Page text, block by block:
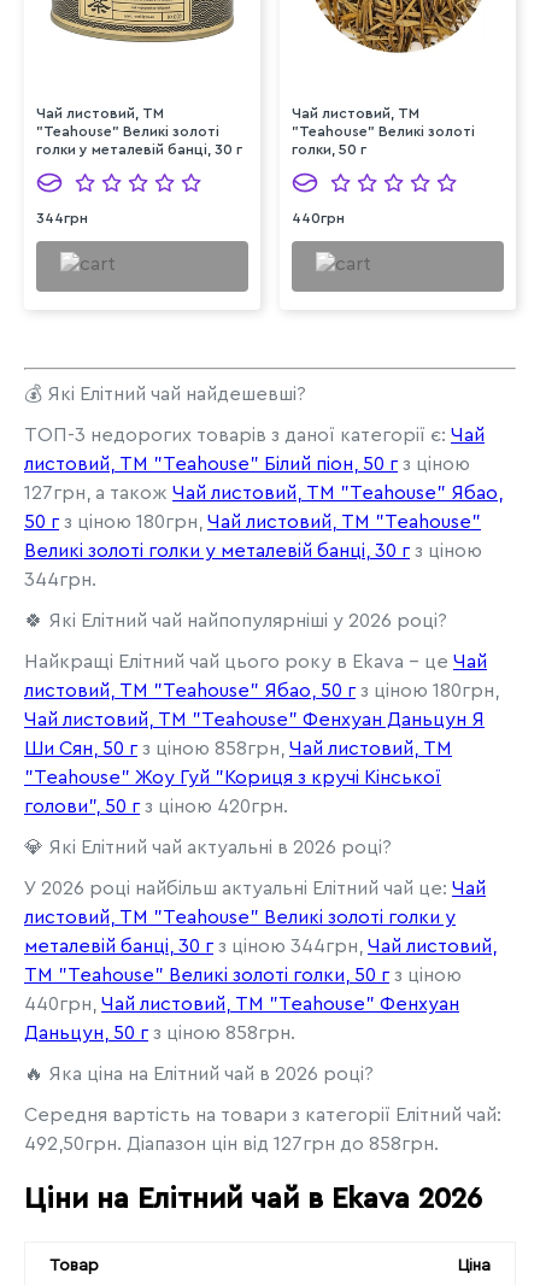
Чай листовий, ТМ
"Teahouse" Великі золоті
голки у металевій банці, 30 г
344грн
Чай листовий, ТМ
"Teahouse" Великі золоті
голки, 50 г
440грн
💰 Які Елітний чай найдешевші?
ТОП-3 недорогих товарів з даної категорії є: Чай
листовий, ТМ "Teahouse" Білий піон, 50 г з ціною
127грн, а також Чай листовий, ТМ "Teahouse" Ябао,
50 г з ціною 180грн, Чай листовий, ТМ "Teahouse"
Великі золоті голки у металевій банці, 30 г з ціною
344грн.
🍀 Які Елітний чай найпопулярніші у 2026 році?
Найкращі Елітний чай цього року в Ekava - це Чай
листовий, ТМ "Teahouse" Ябао, 50 г з ціною 180грн,
Чай листовий, ТМ "Teahouse" Фенхуан Даньцун Я
Ши Сян, 50 г з ціною 858грн, Чай листовий, ТМ
"Teahouse" Жоу Гуй "Кориця з кручі Кінської
голови", 50 г з ціною 420грн.
💎 Які Елітний чай актуальні в 2026 році?
У 2026 році найбільш актуальні Елітний чай це: Чай
листовий, ТМ "Teahouse" Великі золоті голки у
металевій банці, 30 г з ціною 344грн, Чай листовий,
ТМ "Teahouse" Великі золоті голки, 50 г з ціною
440грн, Чай листовий, ТМ "Teahouse" Фенхуан
Даньцун, 50 г з ціною 858грн.
🔥 Яка ціна на Елітний чай в 2026 році?
Середня вартість на товари з категорії Елітний чай:
492,50грн. Діапазон цін від 127грн до 858грн.
Ціни на Елітний чай в Ekava 2026
Товар Ціна